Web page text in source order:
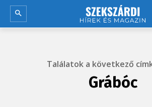
Találatok a következő
Grábóc